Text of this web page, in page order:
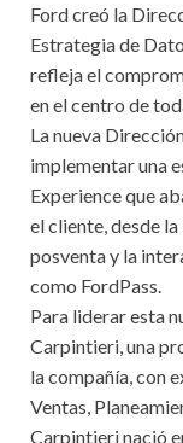
Ford creó la
Estrategia de
refleja el
en el centro de
La nueva
implementar una
Experience que
el cliente, desde
posventa y la
como FordPass.
Para liderar esta
Carpintieri, una
la compañía, con
Ventas,
Carpintieri nació